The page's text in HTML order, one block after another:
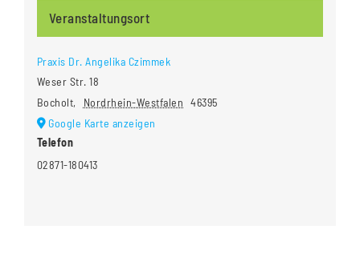
Veranstaltungsort
Praxis Dr. Angelika Czimmek
Weser Str. 18
Bocholt, Nordrhein-Westfalen
46395
Google Karte anzeigen
Telefon
02871-180413